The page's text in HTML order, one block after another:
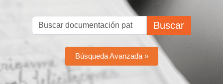
Buscar
Búsqueda Avanzada »